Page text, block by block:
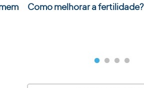
Como melhorar a fertilidade?